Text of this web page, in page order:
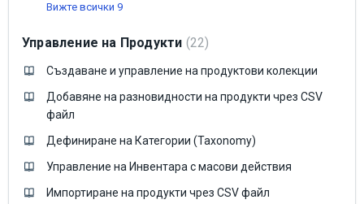
Вижте всички 9
Управление на Продукти 22
Създаване и управление на продуктови колекции
Добавяне на разновидности на продукти чрез CSV
файл
Дефиниране на Категории (Taxonomy)
Управление на Инвентара с масови действия
Импортиране на продукти чрез CSV файл